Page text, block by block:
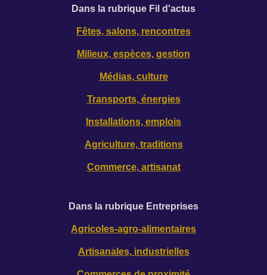
Dans la rubrique Fil d'actus
Fêtes, salons, rencontres
Milieux, espèces, gestion
Médias, culture
Transports, énergies
Installations, emplois
Agriculture, traditions
Commerce, artisanat
Dans la rubrique Entreprises
Agricoles-agro-alimentaires
Artisanales, industrielles